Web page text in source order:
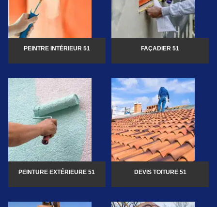
PEINTRE INTÉRIEUR 51 FAÇADIER 51
PEINTURE EXTÉRIEURE 51 DEVIS TOITURE 51